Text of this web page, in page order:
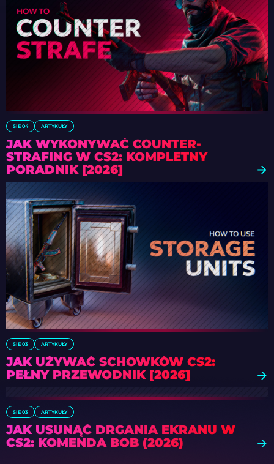
SIE 04 ARTYKUŁY
JAK WYKONYWAĆ COUNTER-
STRAFING W CS2: KOMPLETNY
PORADNIK [2026]
SIE 03 ARTYKUŁY
JAK UŻYWAĆ SCHOWKÓW CS2:
PEŁNY PRZEWODNIK [2026]
SIE 03 ARTYKUŁY
JAK USUNĄĆ DRGANIA EKRANU W
CS2: KOMENDA BOB (2026)